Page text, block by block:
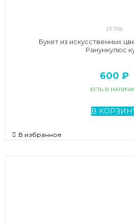
23-706
Букет из искусственных
Ранункулюс
600 ₽
ЕСТЬ В
В
В избранное